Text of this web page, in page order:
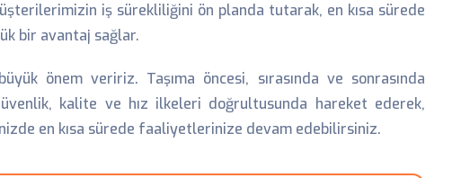
iş sürekliliğini ön planda tutarak, en kısa sürede
bir avantaj sağlar.
önem veririz. Taşıma öncesi, sırasında ve sonrasında
kalite ve hız ilkeleri doğrultusunda hareket ederek,
en kısa sürede faaliyetlerinize devam edebilirsiniz.